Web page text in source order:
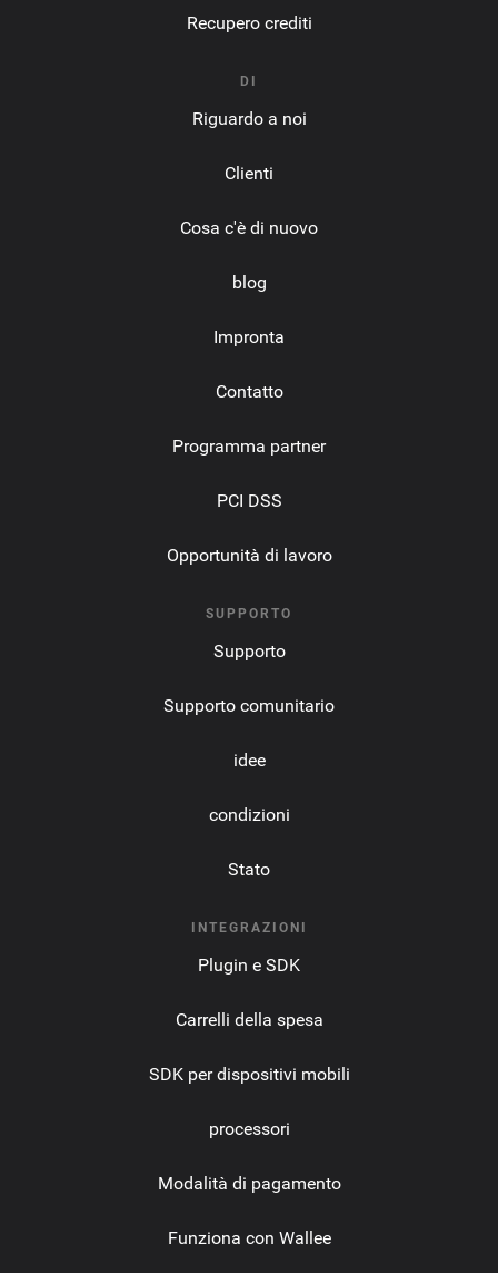
Recupero crediti
DI
Riguardo a noi
Clienti
Cosa c'è di nuovo
blog
Impronta
Contatto
Programma partner
PCI DSS
Opportunità di lavoro
SUPPORTO
Supporto
Supporto comunitario
idee
condizioni
Stato
INTEGRAZIONI
Plugin e SDK
Carrelli della spesa
SDK per dispositivi mobili
processori
Modalità di pagamento
Funziona con Wallee